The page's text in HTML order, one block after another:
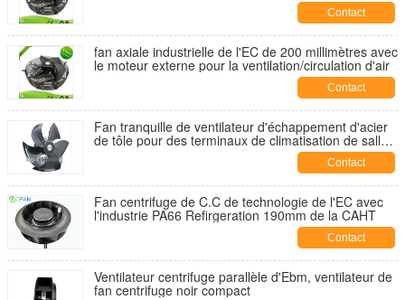
Contact
fan axiale industrielle de l'EC de 200 millimètres avec
le moteur externe pour la ventilation/circulation d'air
Contact
Fan tranquille de ventilateur d'échappement d'acier
de tôle pour des terminaux de climatisation de salle
Contact
Fan centrifuge de C.C de technologie de l'EC avec
l'industrie PA66 Refirgeration 190mm de la CAHT
Contact
Ventilateur centrifuge parallèle d'Ebm, ventilateur de
fan centrifuge noir compact